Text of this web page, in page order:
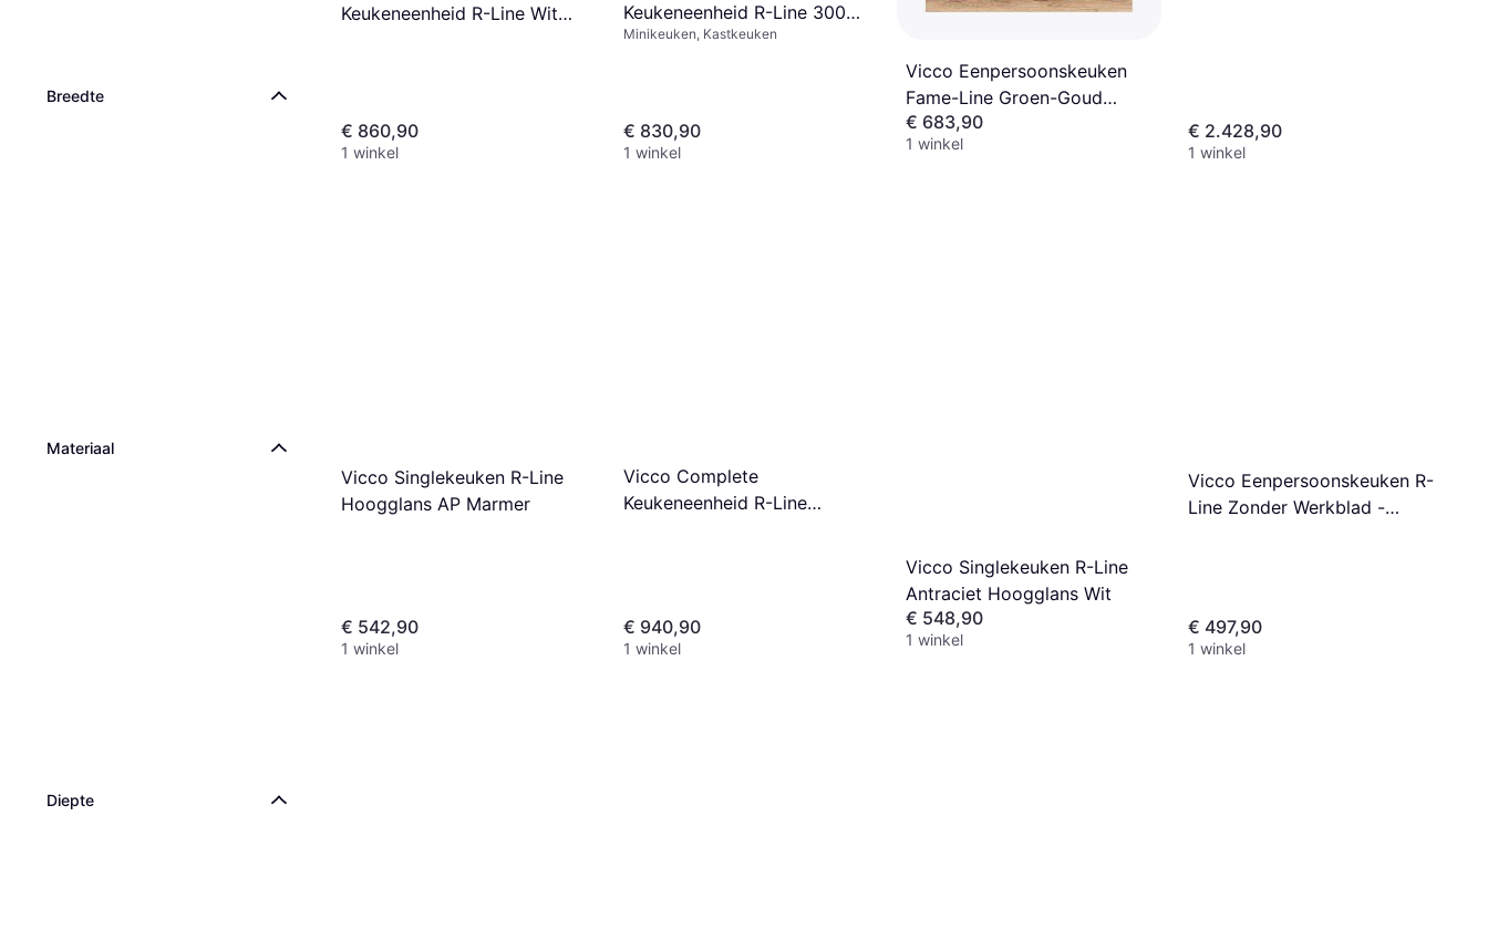
Breedte
Materiaal
Diepte
Keukeneenheid R-Line Wit
€ 860,90
1 winkel
Keukeneenheid R-Line 300
cm
Minikeuken, Kastkeuken
€ 830,90
1 winkel
Vicco Eenpersoonskeuken
Fame-Line Groen-Goud
Land/Goud Power Eik
€ 683,90
1 winkel
€ 2.428,90
1 winkel
Vicco Singlekeuken R-Line
Hoogglans AP Marmer
€ 542,90
1 winkel
Vicco Complete
Keukeneenheid R-Line
€ 940,90
1 winkel
Vicco Singlekeuken R-Line
Antraciet Hoogglans Wit
€ 548,90
1 winkel
Vicco Eenpersoonskeuken R-
Line Zonder Werkblad -
€ 497,90
1 winkel